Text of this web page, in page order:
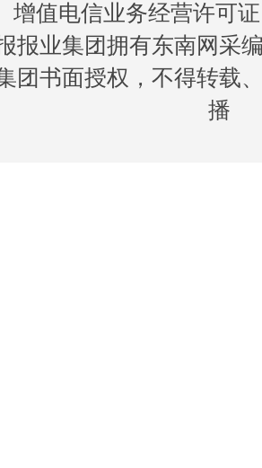
增值电信业务经营许可
报业集团拥有东南网采
团书面授权，不得转载
播